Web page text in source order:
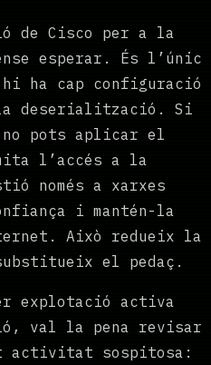
de Cisco per a la
esperar. És l’únic
ha cap configuració
deserialització. Si
pots aplicar el
l’accés a la
només a xarxes
i mantén-la
Això redueix la
el pedaç.
explotació activa
val la pena revisar
activitat sospitosa: